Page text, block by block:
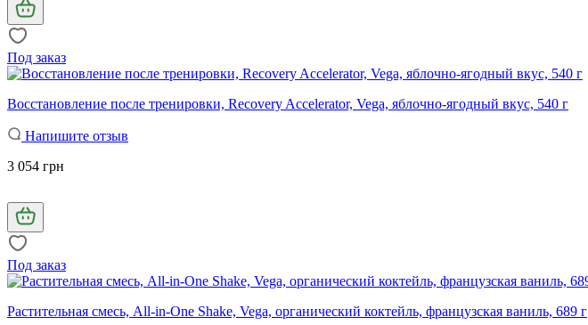
Под заказ
Восстановление после тренировки, Recovery Accelerator, Vega, яблочно-ягодный вкус, 540 г
Напишите отзыв
3 054 грн
Под заказ
Растительная смесь, All-in-One Shake, Vega, органический коктейль, французская ваниль, 689 г